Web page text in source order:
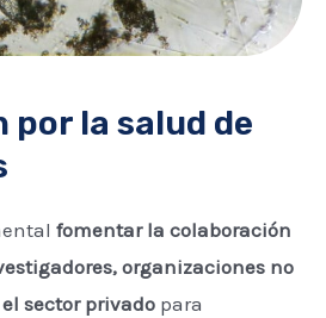
por la salud de
fomentar la colaboración
organizaciones no
sector privado para